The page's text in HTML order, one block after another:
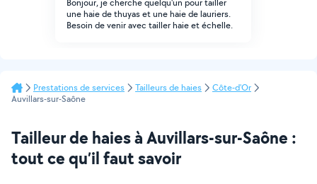
Bonjour, je cherche quelqu'un pour tailler
une haie de thuyas et une haie de lauriers.
Besoin de venir avec tailler haie et échelle.
Prestations de services Tailleurs de haies
Côte-d'Or
Auvillars-sur-Saône
Tailleur de haies à Auvillars-sur-Saône :
tout ce qu’il faut savoir